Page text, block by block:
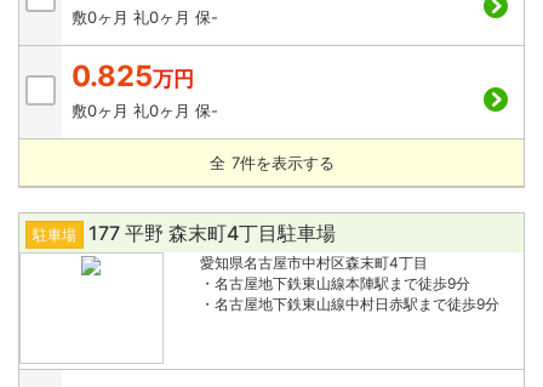
敷0ヶ月 礼0ヶ月 保-
0.825万円
敷0ヶ月 礼0ヶ月 保-
全 7件を表示する
駐車場 177 平野 森末町4丁目駐車場
愛知県名古屋市中村区森末町4丁目
・名古屋地下鉄東山線本陣駅まで徒歩9分
・名古屋地下鉄東山線中村日赤駅まで徒歩9分